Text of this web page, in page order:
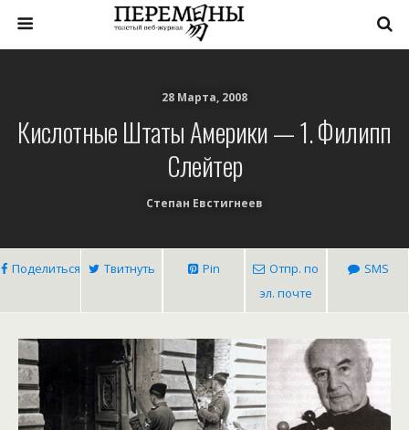
28 Марта, 2008
Кислотные Штаты Америки — 1. Филипп
Слейтер
Степан Евстигнеев
Поделиться Твитнуть Pin
Отпр. по
эл. почте
SMS